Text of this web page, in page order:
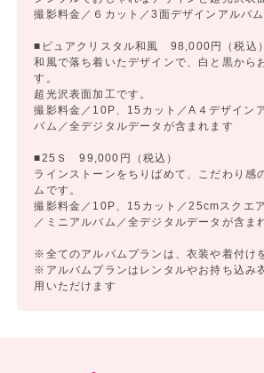
撮影料金／６カット／3面デザインアルバ
■ピュアクリスタル和風 98,000円（税込）
和風で落ち着いたデザインで、白と黒から
す。
超光沢表面加工です。
撮影料金／10P、15カット／A４デザイン
バム／全デジタルデータが含まれます
■25Ｓ 99,000円（税込）
ラインストーンをちりばめて、こだわり感
ムです。
撮影料金／10P、15カット／25cmスクエ
／ミニアルバム／全デジタルデータが含ま
※全てのアルバムプランは、衣装や着付け
※アルバムプランはレンタルやお持ち込み
用いただけます